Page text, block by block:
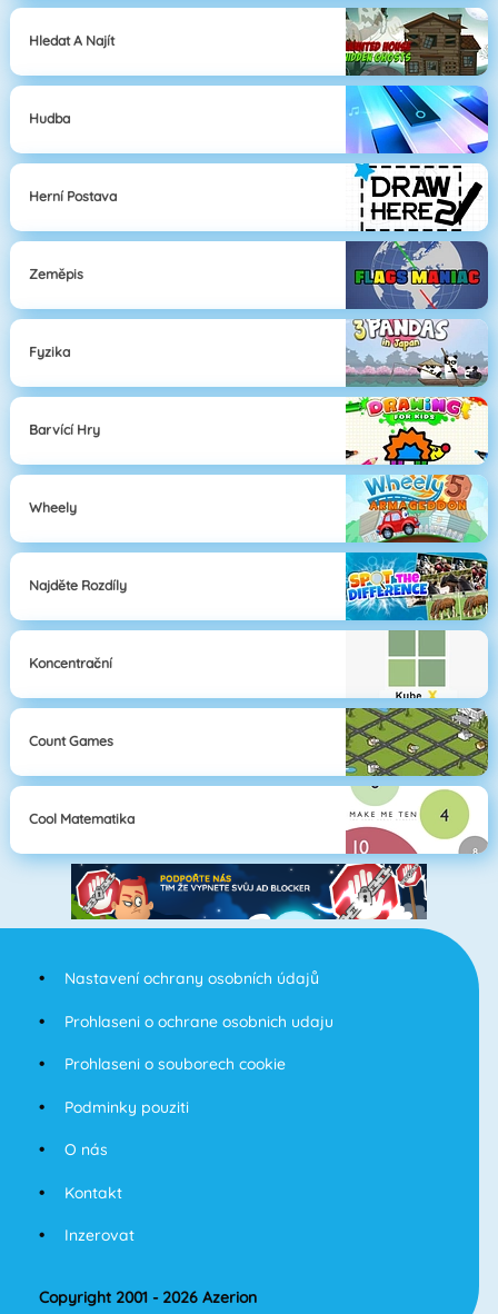
Hledat A Najít
Hudba
Herní Postava
Zeměpis
Fyzika
Barvící Hry
Wheely
Najděte Rozdíly
Koncentrační
Count Games
Cool Matematika
Nastavení ochrany osobních údajů
Prohlaseni o ochrane osobnich udaju
Prohlaseni o souborech cookie
Podminky pouziti
O nás
Kontakt
Inzerovat
Copyright 2001 - 2026 Azerion